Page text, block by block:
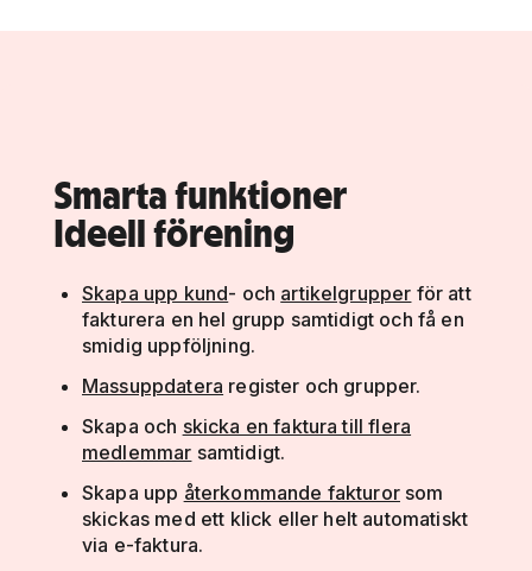
Smarta funktioner
Ideell förening
Skapa upp kund- och artikelgrupper för att
fakturera en hel grupp samtidigt och få en
smidig uppföljning.
Massuppdatera register och grupper.
Skapa och skicka en faktura till flera
medlemmar samtidigt.
Skapa upp återkommande fakturorsom
skickas med ett klick eller helt automatiskt
via e-faktura.